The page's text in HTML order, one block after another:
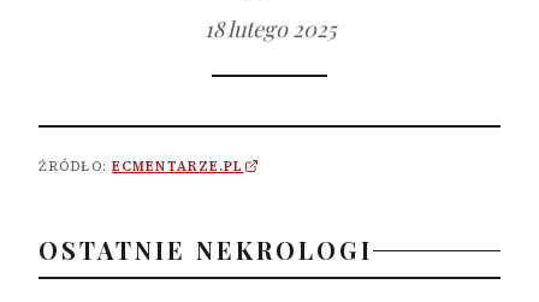
18 lutego 2025
ŹRÓDŁO: ECMENTARZE.PL
OSTATNIE NEKROLOGI